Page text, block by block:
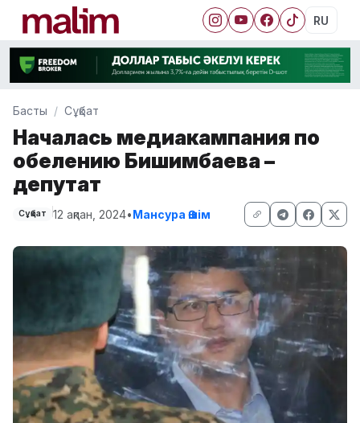
RU
Басты Сұқбат
Началась медиакампания по
обелению Бишимбаева –
депутат
Сұқбат 12 ақпан, 2024•Мансура Әшім